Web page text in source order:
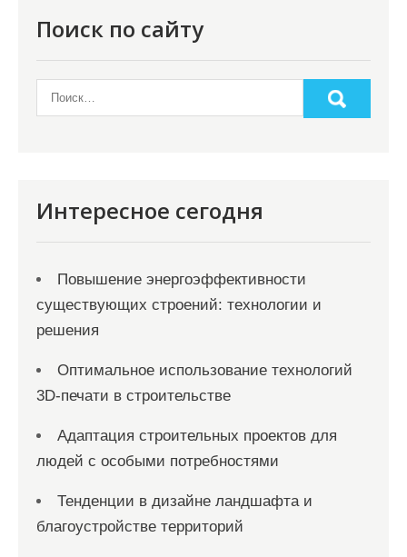
Поиск по сайту
Интересное сегодня
Повышение энергоэффективности
существующих строений: технологии и
решения
Оптимальное использование технологий
3D-печати в строительстве
Адаптация строительных проектов для
людей с особыми потребностями
Тенденции в дизайне ландшафта и
благоустройстве территорий